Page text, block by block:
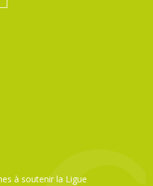
à soutenir la Ligue